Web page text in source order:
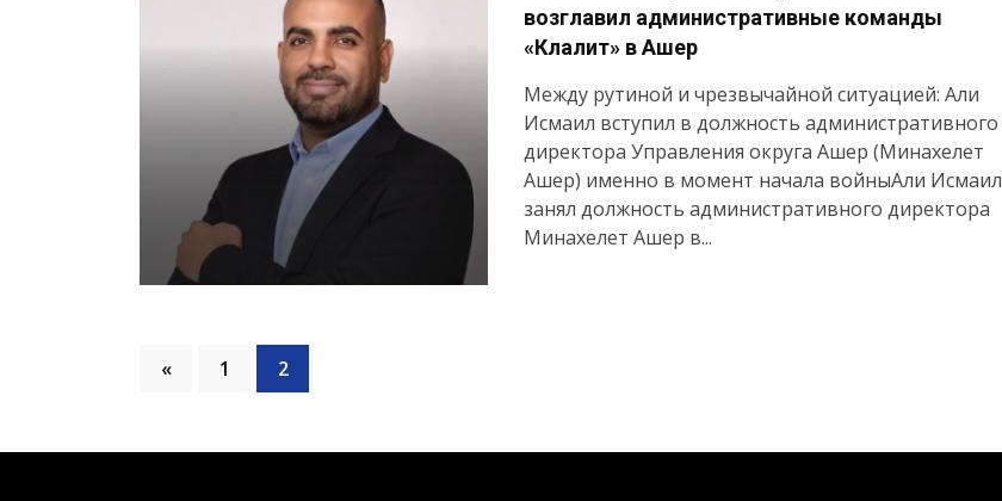
возглавил административные команды
«Клалит» в Ашер
Между рутиной и чрезвычайной ситуацией: Али
Исмаил вступил в должность административного
директора Управления округа Ашер (Минахелет
Ашер) именно в момент начала войныАли Исмаил
занял должность административного директора
Минахелет Ашер в...
« 1 2